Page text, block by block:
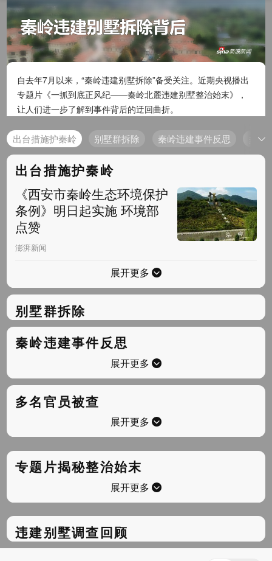
自去年7月以来，“秦岭违建别墅拆除”备受关注。近期央视播出
专题片《一抓到底正风纪——秦岭北麓违建别墅整治始末》，
让人们进一步了解到事件背后的迂回曲折。
出台措施护秦岭 别墅群拆除 秦岭违建事件反思 多
出台措施护秦岭
《西安市秦岭生态环境保护
条例》明日起实施 环境部
点赞
澎湃新闻
展开更多
别墅群拆除
秦岭违建事件反思
展开更多
多名官员被查
展开更多
专题片揭秘整治始末
展开更多
违建别墅调查回顾